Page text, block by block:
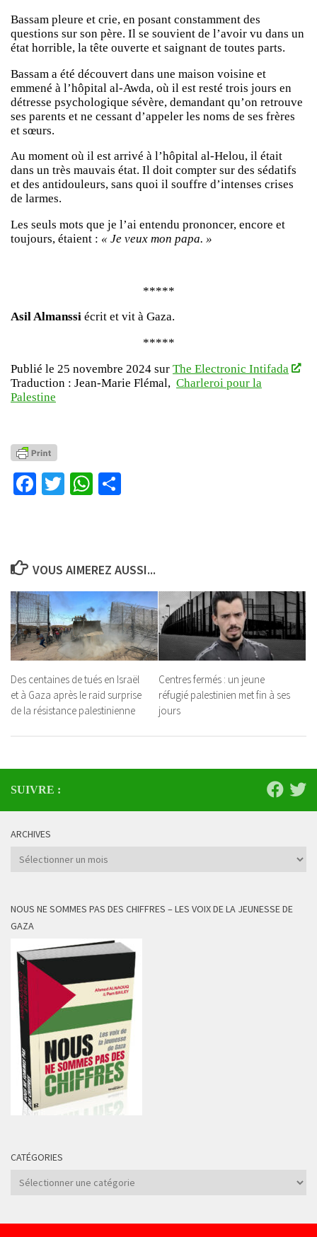
Bassam pleure et crie, en posant constamment des
questions sur son père. Il se souvient de l’avoir vu dans un
état horrible, la tête ouverte et saignant de toutes parts.
Bassam a été découvert dans une maison voisine et
emmené à l’hôpital al-Awda, où il est resté trois jours en
détresse psychologique sévère, demandant qu’on retrouve
ses parents et ne cessant d’appeler les noms de ses frères
et sœurs.
Au moment où il est arrivé à l’hôpital al-Helou, il était
dans un très mauvais état. Il doit compter sur des sédatifs
et des antidouleurs, sans quoi il souffre d’intenses crises
de larmes.
Les seuls mots que je l’ai entendu prononcer, encore et
toujours, étaient : « Je veux mon papa. »
*****
Asil Almanssi écrit et vit à Gaza.
*****
Publié le 25 novembre 2024 sur The Electronic Intifada
Traduction : Jean-Marie Flémal, Charleroi pour la
Palestine
Facebook
TwitterWhatsApp
VOUS AIMEREZ AUSSI...
Des centaines de tués en Israël
et à Gaza après le raid surprise
de la résistance palestinienne
Centres fermés : un jeune
réfugié palestinien met fin à ses
jours
SUIVRE :
ARCHIVES
Archives
NOUS NE SOMMES PAS DES CHIFFRES – LES VOIX DE LA JEUNESSE DE
GAZA
CATÉGORIES
Catégories